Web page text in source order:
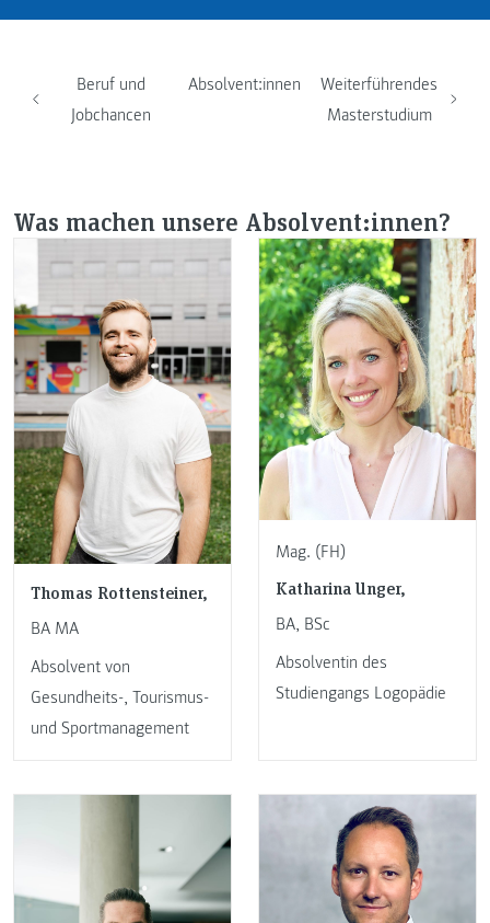
Beruf und
Jobchancen
Absolvent:innen
Weiterführendes
Masterstudium
Was machen unsere Absolvent:innen?
Thomas Rottensteiner,
BA MA
Absolvent von
Gesundheits-, Tourismus-
und Sportmanagement
Mag. (FH)
Katharina Unger,
BA, BSc
Absolventin des
Studiengangs Logopädie